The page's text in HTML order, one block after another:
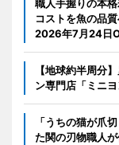
職人手握りの本
コストを魚の品
2026年7月24日
【地球約半周分
ン専門店「ミニ
「うちの猫が爪
た関の刃物職人